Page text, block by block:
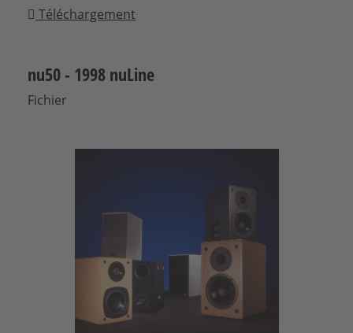
Téléchargement
nu50 - 1998 nuLine
Fichier